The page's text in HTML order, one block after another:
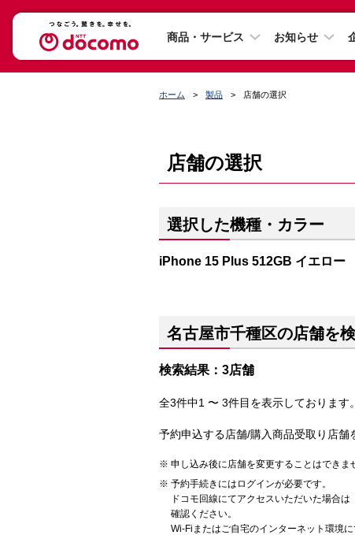
商品・サービス お知らせ
ホーム 製品 店舗の選択
店舗の選択
選択した機種・カラー
iPhone 15 Plus 512GB イエロー
名古屋市千種区の店舗を
検索結果：3店舗
全3件中1 〜 3件目を表示しております
予約申込する店舗/購入商品受取り店舗
申し込み後に店舗を変更することはできま
予約手続きにはログインが必要です。
ドコモ回線にてアクセスいただいた場合
確認ください。
Wi-Fiまたはご自宅のインターネット環境